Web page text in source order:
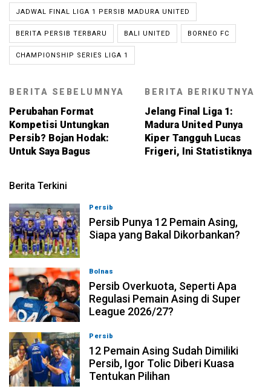
JADWAL FINAL LIGA 1 PERSIB MADURA UNITED
BERITA PERSIB TERBARU BALI UNITED BORNEO FC
CHAMPIONSHIP SERIES LIGA 1
BERITA SEBELUMNYA
Perubahan Format
Kompetisi Untungkan
Persib? Bojan Hodak:
Untuk Saya Bagus
BERITA BERIKUTNYA
Jelang Final Liga 1:
Madura United Punya
Kiper Tangguh Lucas
Frigeri, Ini Statistiknya
Berita Terkini
Persib
Persib Punya 12 Pemain Asing,
Siapa yang Bakal Dikorbankan?
Bolnas
Persib Overkuota, Seperti Apa
Regulasi Pemain Asing di Super
League 2026/27?
Persib
12 Pemain Asing Sudah Dimiliki
Persib, Igor Tolic Diberi Kuasa
Tentukan Pilihan